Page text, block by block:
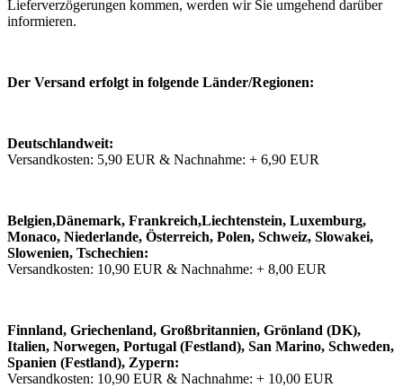
Lieferverzögerungen kommen, werden wir Sie umgehend darüber
informieren.
Der Versand erfolgt in folgende Länder/Regionen:
Deutschlandweit:
Versandkosten: 5,90 EUR & Nachnahme: + 6,90 EUR
Belgien,Dänemark, Frankreich,Liechtenstein, Luxemburg,
Monaco, Niederlande, Österreich, Polen, Schweiz, Slowakei,
Slowenien, Tschechien:
Versandkosten: 10,90 EUR & Nachnahme: + 8,00 EUR
Finnland, Griechenland, Großbritannien, Grönland (DK),
Italien, Norwegen, Portugal (Festland), San Marino, Schweden,
Spanien (Festland), Zypern:
Versandkosten: 10,90 EUR & Nachnahme: + 10,00 EUR